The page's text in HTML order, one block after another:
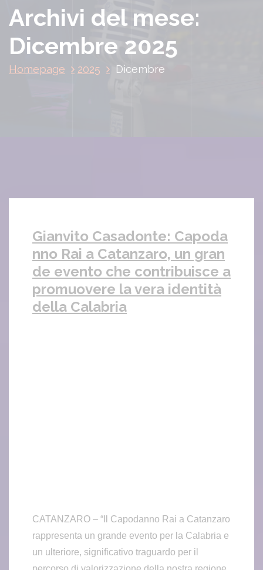
Archivi del mese:
Dicembre 2025
Homepage 2025 Dicembre
Gianvito Casadonte: Capoda
nno Rai a Catanzaro, un gran
de evento che contribuisce a
promuovere la vera identità
della Calabria
CATANZARO – “Il Capodanno Rai a Catanzaro
rappresenta un grande evento per la Calabria e
un ulteriore, significativo traguardo per il